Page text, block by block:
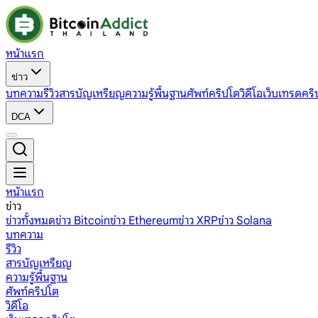
หน้าแรก
ข่าว
บทความรีวิวสารบัญเหรียญความรู้พื้นฐานศัพท์คริปโตวิดีโอเว็บเทรดค
DCA
หน้าแรก
ข่าว
ข่าวทั้งหมดข่าว Bitcoinข่าว Ethereumข่าว XRPข่าว Solana
บทความ
รีวิว
สารบัญเหรียญ
ความรู้พื้นฐาน
ศัพท์คริปโต
วิดีโอ